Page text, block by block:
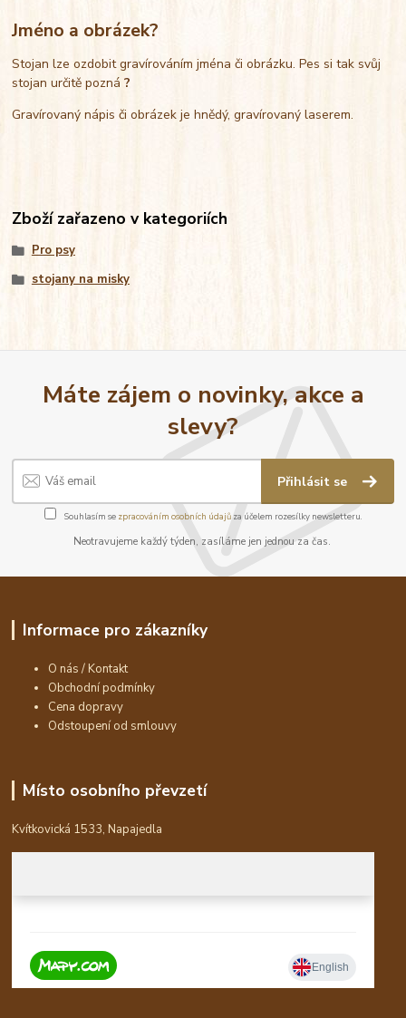
Jméno a obrázek?
Stojan lze ozdobit gravírováním jména či obrázku. Pes si tak svůj
stojan určitě pozná?
Gravírovaný nápis či obrázek je hnědý, gravírovaný laserem.
Zboží zařazeno v kategoriích
Pro psy
stojany na misky
Máte zájem o novinky, akce a
slevy?
Přihlásit se
Souhlasím se zpracováním osobních údajůza účelem rozesílky newsletteru.
Neotravujeme každý týden, zasíláme jen jednou za čas.
Informace pro zákazníky
O nás / Kontakt
Obchodní podmínky
Cena dopravy
Odstoupení od smlouvy
Místo osobního převzetí
Kvítkovická 1533, Napajedla